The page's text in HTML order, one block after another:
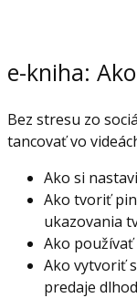
e-kniha:
Bez stresu zo
tancovať vo
Ako si
Ako tvoriť
ukazovania
Ako používať
Ako vytvoriť
predaje